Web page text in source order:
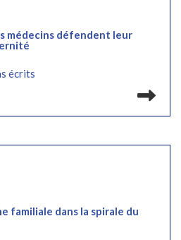
médecins défendent leur
écrits
familiale dans la spirale du